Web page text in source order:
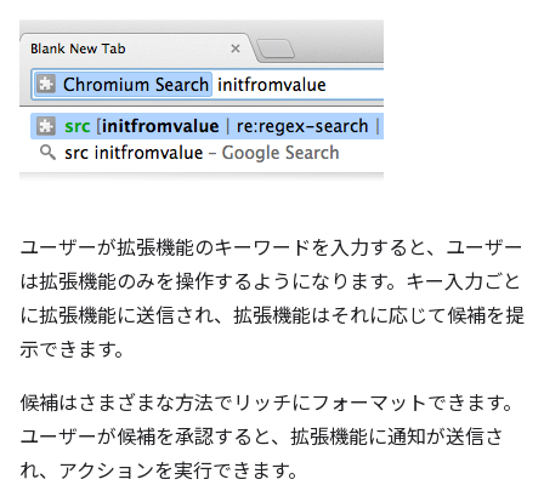
ユーザーが拡張機能のキーワードを入力すると、ユーザー
は拡張機能のみを操作するようになります。キー入力ごと
に拡張機能に送信され、拡張機能はそれに応じて候補を提
示できます。
候補はさまざまな方法でリッチにフォーマットできます。
ユーザーが候補を承認すると、拡張機能に通知が送信さ
れ、アクションを実行できます。